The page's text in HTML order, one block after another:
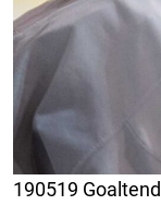
190519